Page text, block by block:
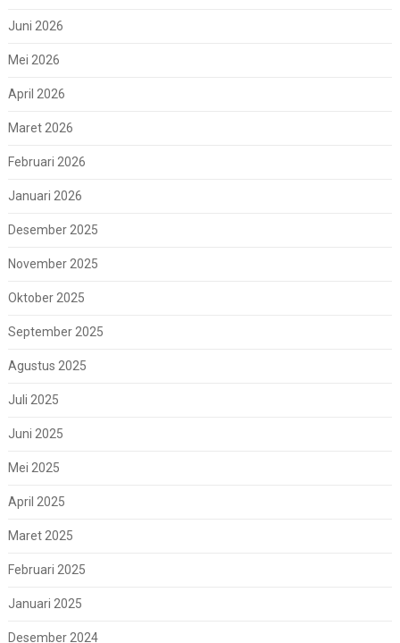
Juni 2026
Mei 2026
April 2026
Maret 2026
Februari 2026
Januari 2026
Desember 2025
November 2025
Oktober 2025
September 2025
Agustus 2025
Juli 2025
Juni 2025
Mei 2025
April 2025
Maret 2025
Februari 2025
Januari 2025
Desember 2024